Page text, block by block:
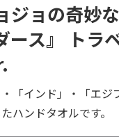
ジョの奇妙
ース』 トラ
・「インド」・「エ
ハンドタオルです。